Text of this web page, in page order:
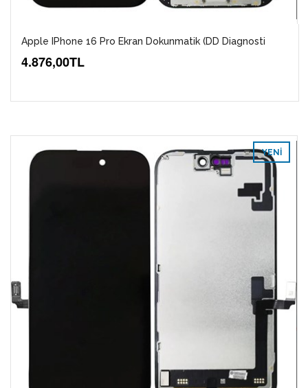
Apple IPhone 16 Pro Ekran Dokunmatik (DD Diagnosti
4.876,00TL
YENI